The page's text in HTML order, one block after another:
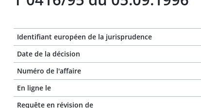
Identifiant européen de la jurisprudence
Date de la décision
Numéro de l'affaire
En ligne le
Requête en révision de